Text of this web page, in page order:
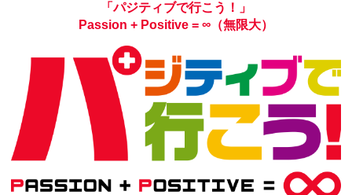
「パジティブで行こう！」
Passion + Positive = ∞（無限大）